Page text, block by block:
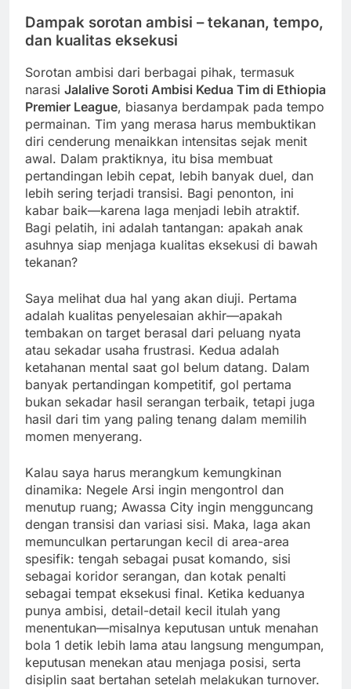
Dampak sorotan ambisi – tekanan, tempo,
dan kualitas eksekusi
Sorotan ambisi dari berbagai pihak, termasuk
narasi Jalalive Soroti Ambisi Kedua Tim di Ethiopia
Premier League, biasanya berdampak pada tempo
permainan. Tim yang merasa harus membuktikan
diri cenderung menaikkan intensitas sejak menit
awal. Dalam praktiknya, itu bisa membuat
pertandingan lebih cepat, lebih banyak duel, dan
lebih sering terjadi transisi. Bagi penonton, ini
kabar baik—karena laga menjadi lebih atraktif.
Bagi pelatih, ini adalah tantangan: apakah anak
asuhnya siap menjaga kualitas eksekusi di bawah
tekanan?
Saya melihat dua hal yang akan diuji. Pertama
adalah kualitas penyelesaian akhir—apakah
tembakan on target berasal dari peluang nyata
atau sekadar usaha frustrasi. Kedua adalah
ketahanan mental saat gol belum datang. Dalam
banyak pertandingan kompetitif, gol pertama
bukan sekadar hasil serangan terbaik, tetapi juga
hasil dari tim yang paling tenang dalam memilih
momen menyerang.
Kalau saya harus merangkum kemungkinan
dinamika: Negele Arsi ingin mengontrol dan
menutup ruang; Awassa City ingin mengguncang
dengan transisi dan variasi sisi. Maka, laga akan
memunculkan pertarungan kecil di area-area
spesifik: tengah sebagai pusat komando, sisi
sebagai koridor serangan, dan kotak penalti
sebagai tempat eksekusi final. Ketika keduanya
punya ambisi, detail-detail kecil itulah yang
menentukan—misalnya keputusan untuk menahan
bola 1 detik lebih lama atau langsung mengumpan,
keputusan menekan atau menjaga posisi, serta
disiplin saat bertahan setelah melakukan turnover.